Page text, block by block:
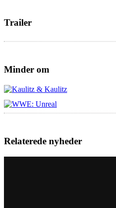
Trailer
Minder om
Relaterede nyheder